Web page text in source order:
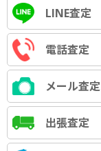
LINE査定
電話査定
メール査定
出張査定